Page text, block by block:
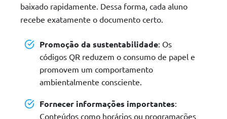
baixado rapidamente. Dessa forma, cada aluno
recebe exatamente o documento certo.
Promoção da sustentabilidade: Os
códigos QR reduzem o consumo de papel e
promovem um comportamento
ambientalmente consciente.
Fornecer informações importantes:
Conteúdos como horários ou programações